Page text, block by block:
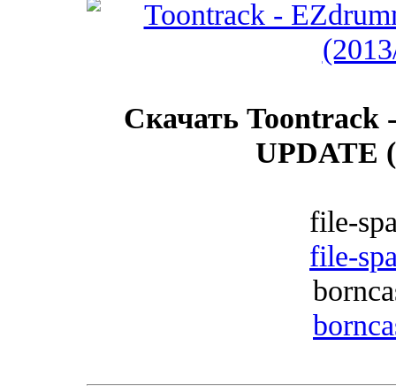
Скачать Toontrack
UPDATE
file-
file-